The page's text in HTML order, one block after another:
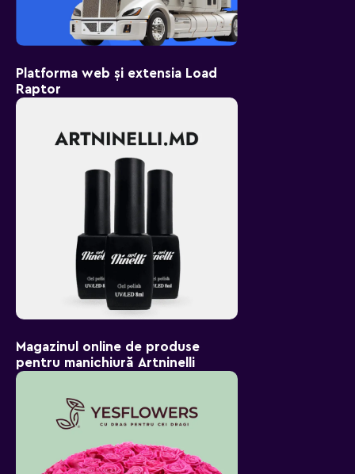
Platforma web și extensia Load
Raptor
Magazinul online de produse
pentru manichiură Artninelli